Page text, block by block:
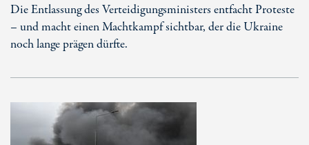
Die Entlassung des Verteidigungsministers entfacht Proteste
– und macht einen Machtkampf sichtbar, der die Ukraine
noch lange prägen dürfte.